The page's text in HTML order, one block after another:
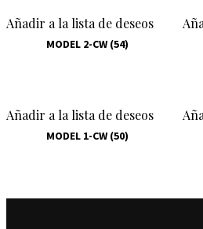
Añadir a la lista de deseos
MODEL 2-CW (54)
Añadir a la lista de deseos
MODEL 1-CW (50)